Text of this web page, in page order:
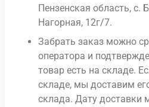
Пензенская область, с.
Нагорная, 12г/7.
Забрать заказ можно
оператора и
товар есть на складе.
складе, мы доставим
склада. Дату доставки